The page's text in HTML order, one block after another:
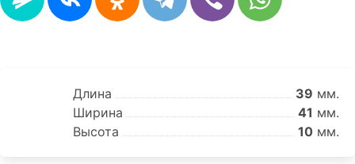
Длина 39 мм.
Ширина
41 мм.
Высота
10 мм.